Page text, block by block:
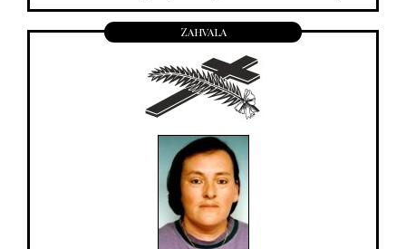
Zahvala